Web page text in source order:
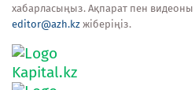
хабарласыңыз. Ақпарат пен видеоны
editor@azh.kz жіберіңіз.